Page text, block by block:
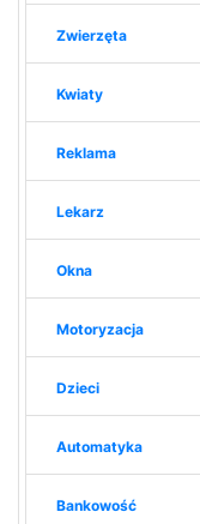
Zwierzęta
Kwiaty
Reklama
Lekarz
Okna
Motoryzacja
Dzieci
Automatyka
Bankowość